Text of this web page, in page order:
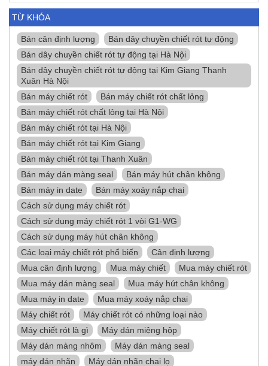
TỪ KHÓA
Bán cân định lượng
Bán dây chuyền chiết rót tự động
Bán dây chuyền chiết rót tự động tại Hà Nội
Bán dây chuyền chiết rót tự động tại Kim Giang Thanh
Xuân Hà Nội
Bán máy chiết rót
Bán máy chiết rót chất lỏng
Bán máy chiết rót chất lỏng tại Hà Nội
Bán máy chiết rót tại Hà Nội
Bán máy chiết rót tại Kim Giang
Bán máy chiết rót tại Thanh Xuân
Bán máy dán màng seal
Bán máy hút chân không
Bán máy in date
Bán máy xoáy nắp chai
Cách sử dụng máy chiết rót
Cách sử dụng máy chiết rót 1 vòi G1-WG
Cách sử dụng máy hút chân không
Các loại máy chiết rót phổ biến
Cân định lượng
Mua cân định lượng
Mua máy chiết
Mua máy chiết rót
Mua máy dán màng seal
Mua máy hút chân không
Mua máy in date
Mua máy xoáy nắp chai
Máy chiết rót
Máy chiết rót có những loại nào
Máy chiết rót là gì
Máy dán miệng hộp
Máy dán màng nhôm
Máy dán màng seal
máy dán nhãn
Máy dán nhãn chai lọ